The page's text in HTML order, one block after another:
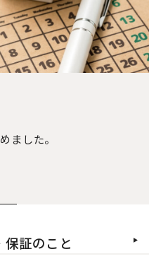
保証のこと
ました。